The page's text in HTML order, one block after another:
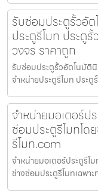
รับซ่อมประตูรั้วอั
ประตูรีโมท ประตู
วงจร ราคาถูก
รับซ่อมประตูรั้วอัตโนมั
จำหน่ายประตูรีโมท ประ
จำหน่ายมอเตอร์ป
ซ่อมประตูรีโมทโด
รีโมท.com
จำหน่ายมอเตอร์ประตูรีโ
ช่างซ่อมประตูรีโมทเฉพ